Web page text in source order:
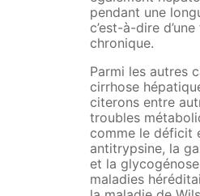
pendant une
c’est-à-dire
chronique.
Parmi les autres
cirrhose
citerons entre
troubles
comme le déficit
antitrypsine, la
et la
maladies